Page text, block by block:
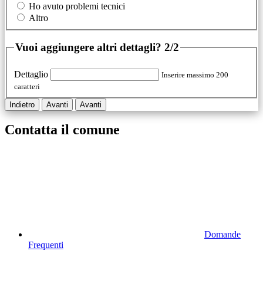
Ho avuto problemi tecnici
Altro
Vuoi aggiungere altri dettagli? 2/2
Dettaglio
Inserire massimo 200
caratteri
Indietro Avanti Avanti
Contatta il comune
Domande
Frequenti